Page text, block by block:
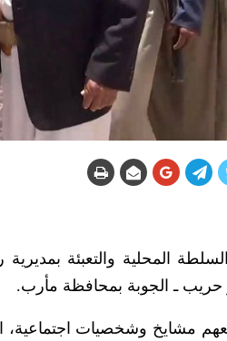
المحلية والتعبئة
ـ الجوبة بمحافظة مأرب.
مشايخ وشخصيات اجتماعية،